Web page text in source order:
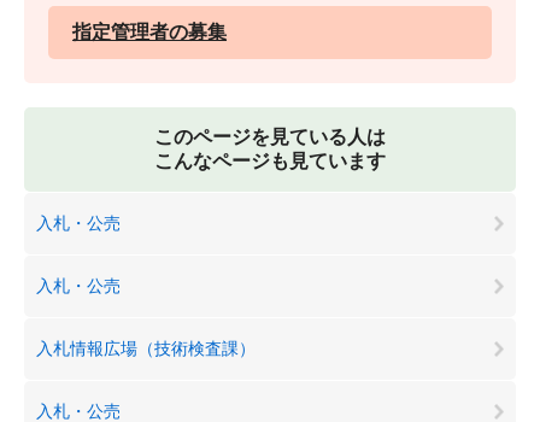
指定管理者の募集
このページを見ている人は
こんなページも見ています
入札・公売
入札・公売
入札情報広場（技術検査課）
入札・公売